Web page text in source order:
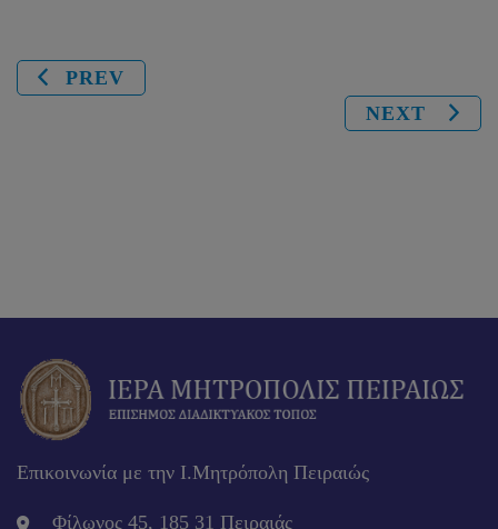
PREV
NEXT
Επικοινωνία με την Ι.Μητρόπολη Πειραιώς
Φίλωνος 45, 185 31 Πειραιάς